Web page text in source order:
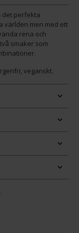
det perfekta
världen men med ett
rena och
smaker som
veganskt.